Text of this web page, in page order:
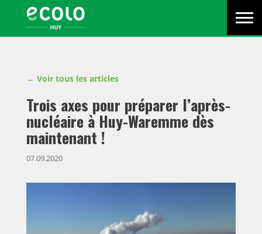
Écolo
Huy
-
un
politique
en
action
pour
les
d’aujourd’hui,
Menu
Primaire Menu
Voir tous les articles
Trois axes pour préparer l’après-
nucléaire à Huy-Waremme dès
maintenant !
07.09.2020